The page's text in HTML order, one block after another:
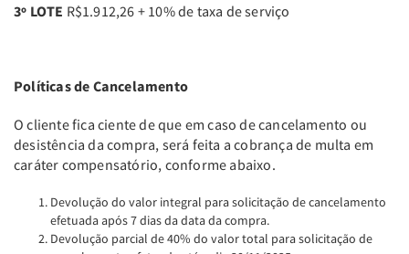
3º LOTE R$1.912,26 + 10% de taxa de serviço
Políticas de Cancelamento
O cliente fica ciente de que em caso de cancelamento ou
desistência da compra, será feita a cobrança de multa em
caráter compensatório, conforme abaixo.
Devolução do valor integral para solicitação de cancelamento
efetuada após 7 dias da data da compra.
Devolução parcial de 40% do valor total para solicitação de